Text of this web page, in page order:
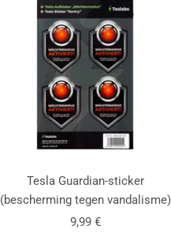
Tesla Guardian-sticker
(bescherming tegen vandalisme)
Aanbiedingsprijs
9,99 €